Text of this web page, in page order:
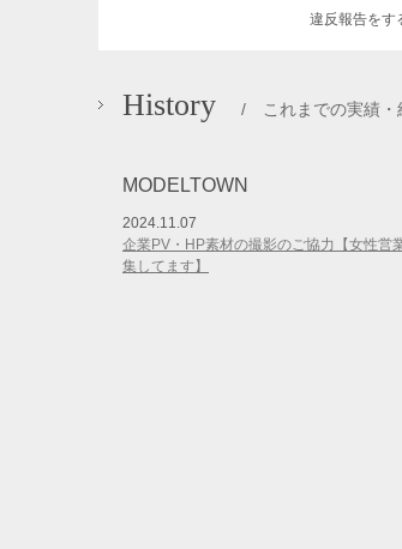
違反報告をす
History / これまでの実績・
MODELTOWN
2024.11.07
企業PV・HP素材の撮影のご協力【女性営
集してます】